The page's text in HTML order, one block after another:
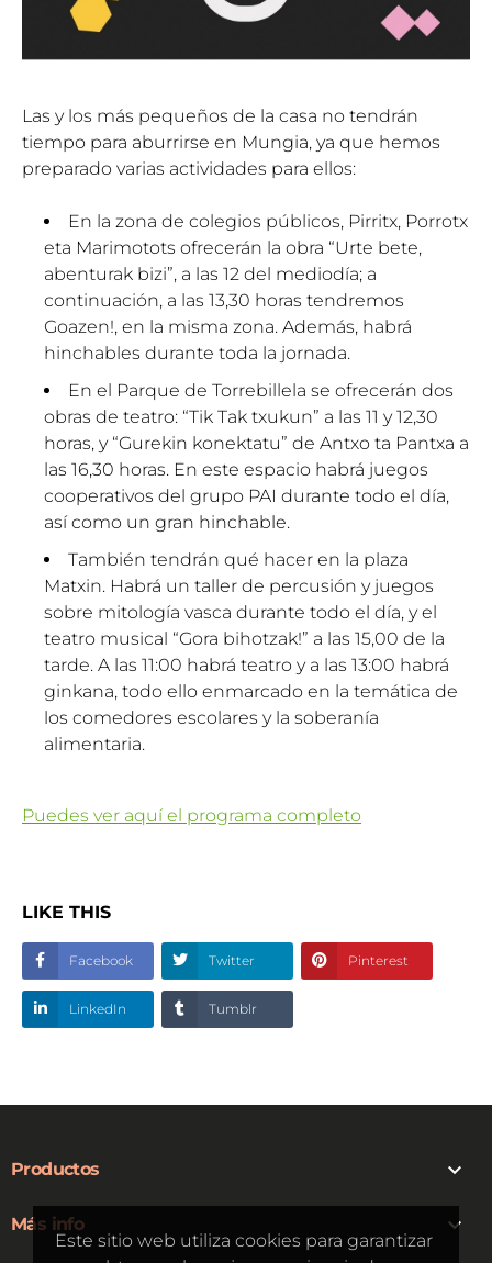
Este sitio web utiliza cookies para garantizar
Las y los más pequeños de la casa no tendrán
tiempo para aburrirse en Mungia, ya que hemos
preparado varias actividades para ellos:
En la zona de colegios públicos, Pirritx, Porrotx
eta Marimotots ofrecerán la obra “Urte bete,
abenturak bizi”, a las 12 del mediodía; a
continuación, a las 13,30 horas tendremos
Goazen!, en la misma zona. Además, habrá
hinchables durante toda la jornada.
En el Parque de Torrebillela se ofrecerán dos
obras de teatro: “Tik Tak txukun” a las 11 y 12,30
horas, y “Gurekin konektatu” de Antxo ta Pantxa a
las 16,30 horas. En este espacio habrá juegos
cooperativos del grupo PAI durante todo el día,
así como un gran hinchable.
También tendrán qué hacer en la plaza
Matxin. Habrá un taller de percusión y juegos
sobre mitología vasca durante todo el día, y el
teatro musical “Gora bihotzak!” a las 15,00 de la
tarde. A las 11:00 habrá teatro y a las 13:00 habrá
ginkana, todo ello enmarcado en la temática de
los comedores escolares y la soberanía
alimentaria.
Puedes ver aquí el programa completo
LIKE THIS
Facebook Twitter Pinterest
LinkedIn Tumblr
Productos 
Más info 